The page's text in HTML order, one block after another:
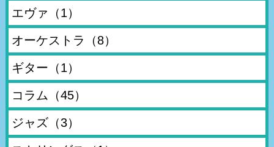
エヴァ （1）
オーケストラ （8）
ギター （1）
コラム （45）
ジャズ（3）